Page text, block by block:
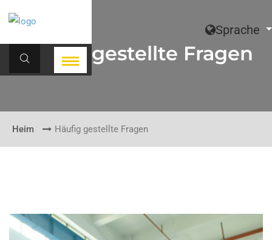
Sprache
Häufig gestellte Fragen
Heim Häufig gestellte Fragen